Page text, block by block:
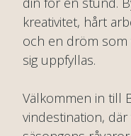
kreativitet, hårt
och en dröm som
sig uppfyllas.
Välkommen in till
vindestination,